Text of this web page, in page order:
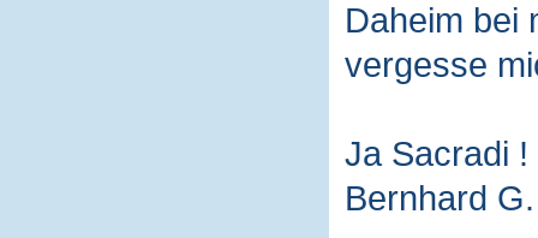
Daheim
vergesse
Ja Sacradi
Bernhard